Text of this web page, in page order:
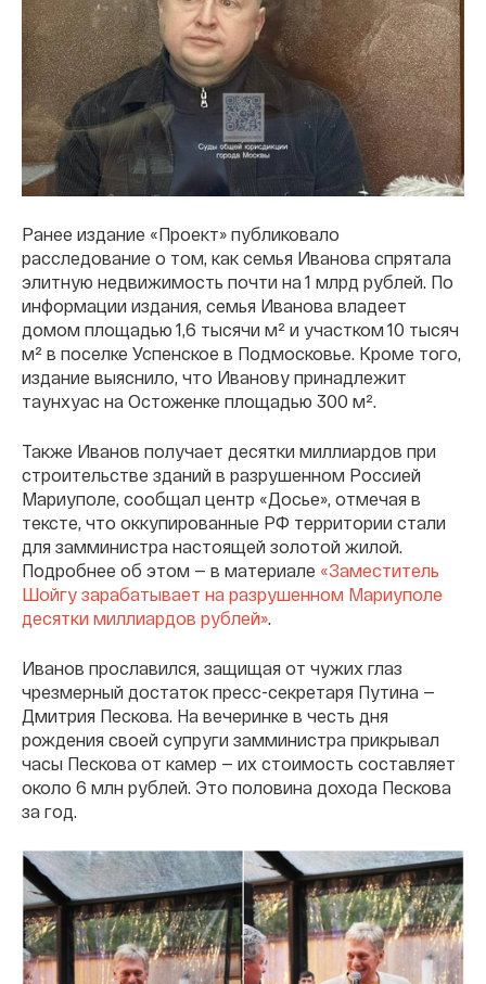
Ранее издание «Проект» публиковало
расследование о том, как семья Иванова спрятала
элитную недвижимость почти на 1 млрд рублей. По
информации издания, семья Иванова владеет
домом площадью 1,6 тысячи м² и участком 10 тысяч
м² в поселке Успенское в Подмосковье. Кроме того,
издание выяснило, что Иванову принадлежит
таунхуас на Остоженке площадью 300 м².
Также Иванов получает десятки миллиардов при
строительстве зданий в разрушенном Россией
Мариуполе, сообщал центр «Досье», отмечая в
тексте, что оккупированные РФ территории стали
для замминистра настоящей золотой жилой.
Подробнее об этом — в материале «Заместитель
Шойгу зарабатывает на разрушенном Мариуполе
десятки миллиардов рублей».
Иванов прославился, защищая от чужих глаз
чрезмерный достаток пресс-секретаря Путина —
Дмитрия Пескова. На вечеринке в честь дня
рождения своей супруги замминистра прикрывал
часы Пескова от камер — их стоимость составляет
около 6 млн рублей. Это половина дохода Пескова
за год.